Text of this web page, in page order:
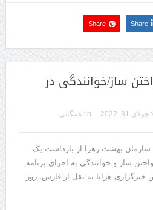
Share
Share
ساز/خوانندگی در
جولای 31, 2022 In:
همگانی
سازمان بهشت زهرا از بازداشت یک
ساز و خوانندگی به اجرای برنامه
هرانا به نقل از فارس، روز